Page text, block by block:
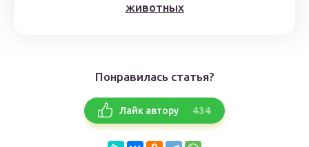
животных
Понравилась статья?
Лайк автору 434